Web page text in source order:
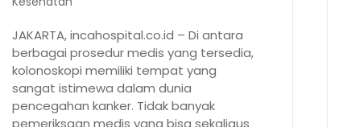
JAKARTA, incahospital.co.id – Di antara
berbagai prosedur medis yang tersedia,
kolonoskopi memiliki tempat yang
sangat istimewa dalam dunia
pencegahan kanker. Tidak banyak